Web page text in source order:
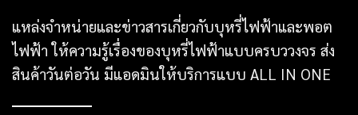
แหล่งจำหน่ายและข่าวสารเกี่ยวกับบุหรี่ไฟฟ้าและพอต
ไฟฟ้า ให้ความรู้เรื่องของบุหรี่ไฟฟ้าแบบครบววงจร ส่ง
สินค้าวันต่อวัน มีแอดมินให้บริการแบบ ALL IN ONE